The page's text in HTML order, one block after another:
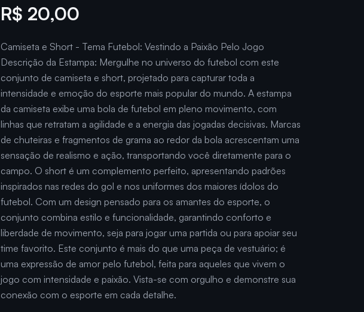
R$ 20,00
Camiseta e Short - Tema Futebol: Vestindo a Paixão Pelo Jogo
Descrição da Estampa: Mergulhe no universo do futebol com este
conjunto de camiseta e short, projetado para capturar toda a
intensidade e emoção do esporte mais popular do mundo. A estampa
da camiseta exibe uma bola de futebol em pleno movimento, com
linhas que retratam a agilidade e a energia das jogadas decisivas. Marcas
de chuteiras e fragmentos de grama ao redor da bola acrescentam uma
sensação de realismo e ação, transportando você diretamente para o
campo. O short é um complemento perfeito, apresentando padrões
inspirados nas redes do gol e nos uniformes dos maiores ídolos do
futebol. Com um design pensado para os amantes do esporte, o
conjunto combina estilo e funcionalidade, garantindo conforto e
liberdade de movimento, seja para jogar uma partida ou para apoiar seu
time favorito. Este conjunto é mais do que uma peça de vestuário; é
uma expressão de amor pelo futebol, feita para aqueles que vivem o
jogo com intensidade e paixão. Vista-se com orgulho e demonstre sua
conexão com o esporte em cada detalhe.